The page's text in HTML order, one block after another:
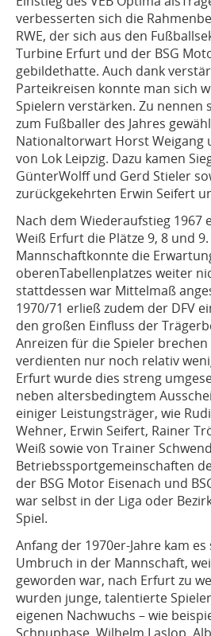
verbesserten sich die
RWE, der sich aus den
Turbine Erfurt und der BSG
gebildethatte. Auch dank
Parteikreisen konnte man sich
Spielern verstärken. Zu nennen
zum Fußballer des Jahres
Nationaltorwart Horst Weigang
von Lok Leipzig. Dazu kamen
GünterWolff und Gerd Stieler
zurückgekehrten Erwin Seifert
Nach dem Wiederaufstieg 1967
Weiß Erfurt die Plätze 9, 8 und
Mannschaftkonnte die
oberenTabellenplatzes weiter
stattdessen war Mittelmaß
1970/71 erließ zudem der DFV
den großen Einfluss der
Anreizen für die Spieler brechen
verdienten nur noch relativ
Erfurt wurde dies streng
neben altersbedingtem
einiger Leistungsträger, wie
Wehner, Erwin Seifert, Rainer
Weiß sowie von Trainer
Betriebssportgemeinschaften
der BSG Motor Eisenach und
war selbst in der Liga oder
Spiel.
Anfang der 1970er-Jahre kam
Umbruch in der Mannschaft,
geworden war, nach Erfurt zu
wurden junge, talentierte
eigenen Nachwuchs – wie